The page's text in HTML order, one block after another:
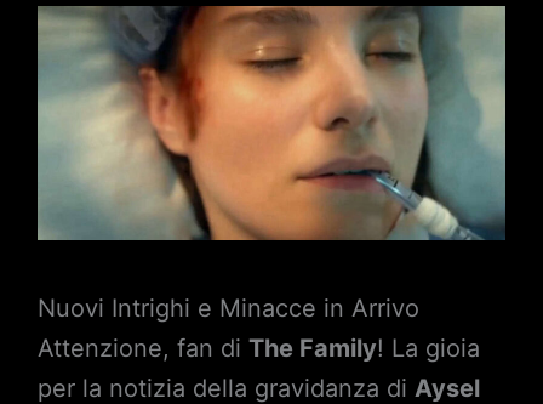
Nuovi Intrighi e Minacce in Arrivo
Attenzione, fan di The Family! La gioia
per la notizia della gravidanza di Aysel